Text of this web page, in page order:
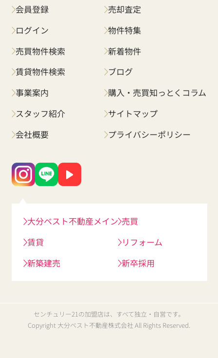
会員登録
ログイン
売買物件検索
賃貸物件検索
事業案内
スタッフ紹介
会社概要
売却査定
物件特集
新着物件
ブログ
購入・売買知っとくコラム
サイトマップ
プライバシーポリシー
大分ベスト不動産メイン
賃貸
新築建売
売買
リフォーム
新卒採用
センチュリー21の加盟店は、すべて独立・自営です。
Copyright 大分ベスト不動産株式会社 All Rights Reserved.